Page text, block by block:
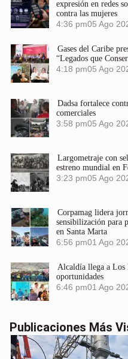
expresión en redes
contra las mujeres
4:36 pm05 Ago
Gases del Caribe
“Legados que
4:18 pm05 Ago
Dadsa fortalece
comerciales
3:58 pm05 Ago
Largometraje con
estreno mundial en
3:23 pm05 Ago
Corpamag lidera
sensibilización para
en Santa Marta
6:56 pm01 Ago
Alcaldía llega a Los
oportunidades
6:46 pm01 Ago
Publicaciones Más